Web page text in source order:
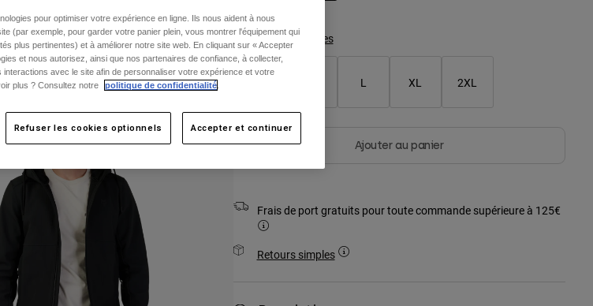
Tableau des tailles
L XL 2XL
Ajouter au panier
Frais de port gratuits pour toute commande supérieure à 125€
Retours simples
pour optimiser votre expérience en ligne. Ils nous aident à nous
(par exemple, pour garder votre panier plein, vous montrer l'équipement qui
plus pertinentes) et à améliorer notre site web. En cliquant sur « Accepter
et nous autorisez, ainsi que nos partenaires de confiance, à collecter,
avec le site afin de personnaliser votre expérience et votre
plus ? Consultez notre
politique de confidentialité.
Refuser les cookies optionnels Accepter et continuer